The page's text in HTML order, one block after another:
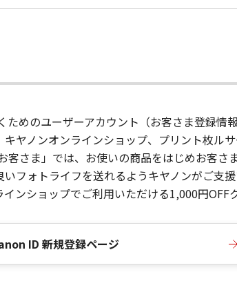
めのユーザーアカウント（お客さま登録情
ヤノンオンラインショップ、プリント枚ル
さま」では、お使いの商品をはじめお客さ
フォトライフを送れるようキヤノンがご支
ンショップでご利用いただける1,000円OFF
ID 新規登録ページ